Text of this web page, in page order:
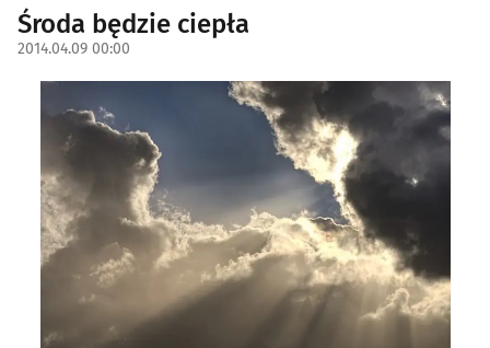
Środa będzie ciepła
2014.04.09 00:00